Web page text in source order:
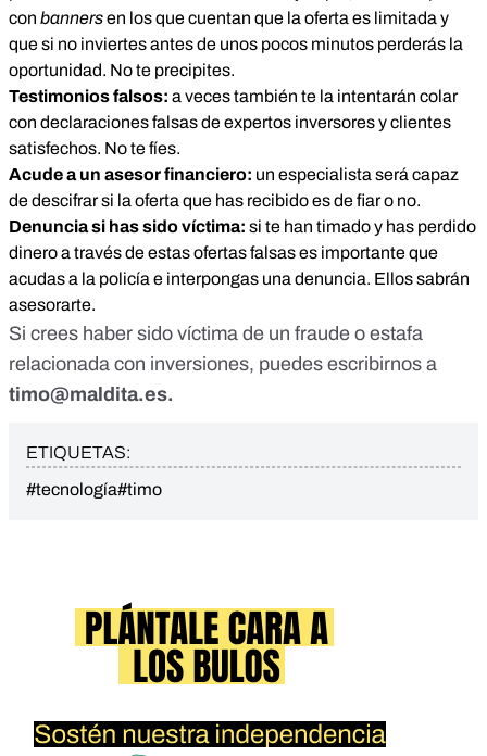
con bannersen los que cuentan que la oferta es limitada y
que si no inviertes antes de unos pocos minutos perderás la
oportunidad. No te precipites.
Testimonios falsos: a veces también te la intentarán colar
con declaraciones falsas de expertos inversores y clientes
satisfechos. No te fíes.
Acude a un asesor financiero: un especialista será capaz
de descifrar si la oferta que has recibido es de fiar o no.
Denuncia si has sido víctima: si te han timado y has perdido
dinero a través de estas ofertas falsas es importante que
acudas a la policía e interpongas una denuncia. Ellos sabrán
asesorarte.
Si crees haber sido víctima de un fraude o estafa
relacionada con inversiones, puedes escribirnos a
timo@maldita.es.
ETIQUETAS:
#tecnología#timo